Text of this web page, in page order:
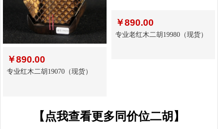
￥890.00
专业红木二胡19070（现货）
￥890.00
专业老红木二胡19980（现货）
【点我查看更多同价位二胡】